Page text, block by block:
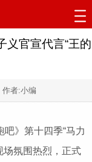
义官宣代言“王的
者:小编
》第十四季“马力
场氛围热烈，正式